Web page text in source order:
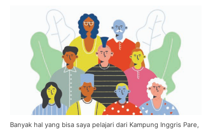
Banyak hal yang bisa saya pelajari dari Kampung Inggris Pare,